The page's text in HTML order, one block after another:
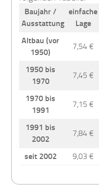
Baujahr /
Ausstattung
einfache
Lage
Altbau (vor
1950)
7,54 €
1950 bis
1970
7,45 €
1970 bis
1991
7,15 €
1991 bis
2002
7,84 €
seit 2002 9,03 €